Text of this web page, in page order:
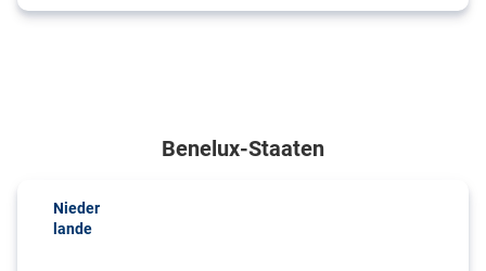
Benelux-Staaten
Nieder
lande